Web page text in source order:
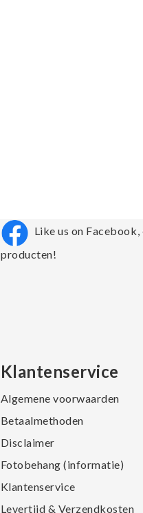
Like us on
producten!
Klantenservice
Algemene voorwaarden
Betaalmethoden
Disclaimer
Fotobehang (informatie)
Klantenservice
Levertijd & Verzendkosten